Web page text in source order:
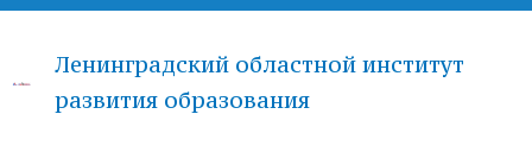
Ленинградский областной институт
развития образования